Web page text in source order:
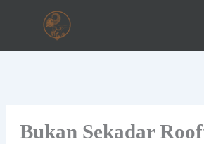
Bukan Sekadar